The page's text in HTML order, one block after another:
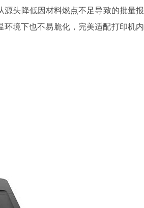
头降低因材料燃点不足导致的批量报
境下也不易脆化，完美适配打印机内